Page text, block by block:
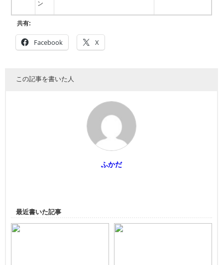
ン
共有:
Facebook X
この記事を書いた人
ふかだ
最近書いた記事